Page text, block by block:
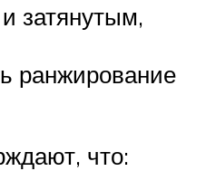
затянутым,
ранжирование
что: